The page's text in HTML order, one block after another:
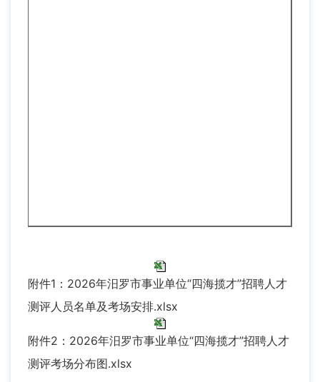
附件1：2026年汨罗市事业单位“四海揽才”招聘人才
测评人员名单及考场安排.xlsx
附件2：2026年汨罗市事业单位“四海揽才”招聘人才
测评考场分布图.xlsx